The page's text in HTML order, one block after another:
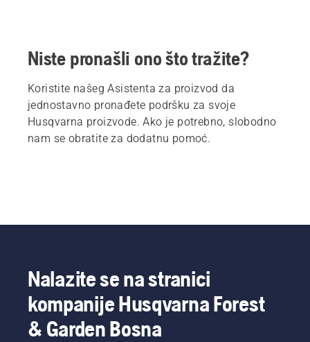
Niste pronašli ono što tražite?
Koristite našeg Asistenta za proizvod da
jednostavno pronađete podršku za svoje
Husqvarna proizvode. Ako je potrebno, slobodno
nam se obratite za dodatnu pomoć.
Nalazite se na stranici
kompanije Husqvarna Forest
& Garden Bosna